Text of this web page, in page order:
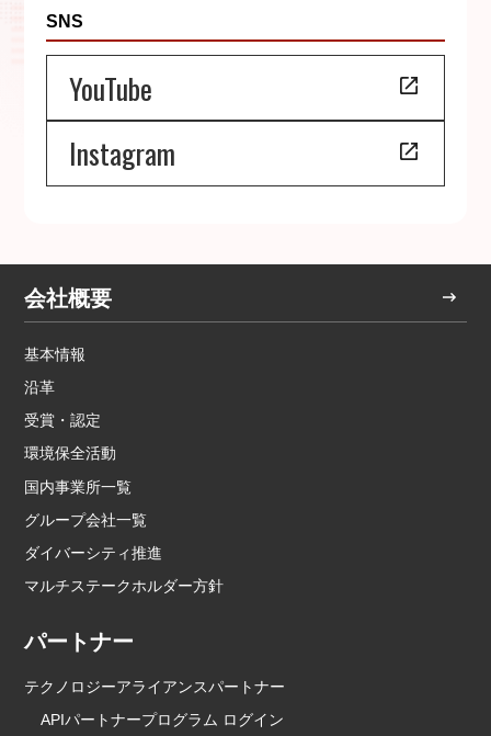
SNS
YouTube
Instagram
会社概要
基本情報
沿革
受賞・認定
環境保全活動
国内事業所一覧
グループ会社一覧
ダイバーシティ推進
マルチステークホルダー方針
パートナー
テクノロジーアライアンスパートナー
APIパートナープログラム ログイン